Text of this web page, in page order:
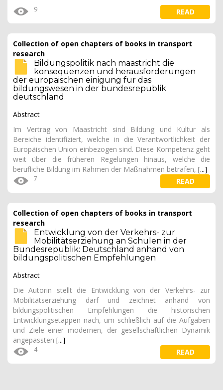
9 READ
Collection of open chapters of books in transport
research
Bildungspolitik nach maastricht die
konsequenzen und herausforderungen
der europaischen einigung fur das
bildungswesen in der bundesrepublik
deutschland
Abstract
Im Vertrag von Maastricht sind Bildung und Kultur als
Bereiche identifiziert, welche in die Verantwortlichkeit der
Europäischen Union einbezogen sind. Diese Kompetenz geht
weit über die früheren Regelungen hinaus, welche die
berufliche Bildung im Rahmen der Maßnahmen betrafen, [...]
7 READ
Collection of open chapters of books in transport
research
Entwicklung von der Verkehrs- zur
Mobilitätserziehung an Schulen in der
Bundesrepublik: Deutschland anhand von
bildungspolitischen Empfehlungen
Abstract
Die Autorin stellt die Entwicklung von der Verkehrs- zur
Mobilitätserziehung darf und zeichnet anhand von
bildungspolitischen Empfehlungen die historischen
Entwicklungsetappen nach, um schließlich auf die Aufgaben
und Ziele einer modernen, der gesellschaftlichen Dynamik
angepassten [...]
4 READ